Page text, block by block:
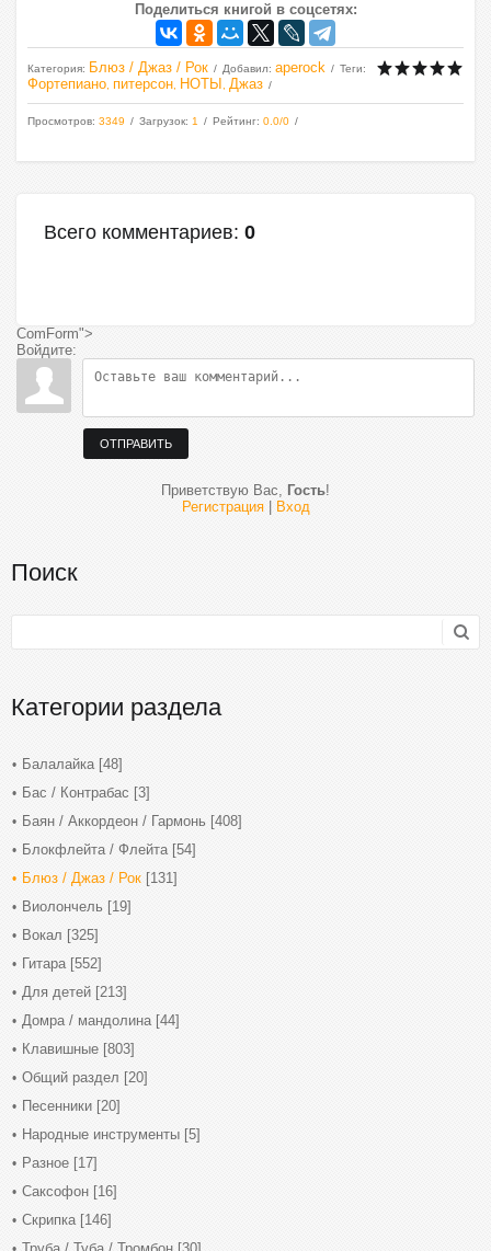
Поделиться книгой в соцсетях:
Категория: Блюз / Джаз / Рок Добавил: aperock Теги:
Фортепиано питерсон НОТЫ Джаз
Просмотров: 3349 Загрузок: 1 Рейтинг: 0.0/0
Всего комментариев: 0
ComForm">
Войдите:
ОТПРАВИТЬ
Приветствую Вас, Гость!
Регистрация| Вход
Поиск
Категории раздела
Балалайка [48]
Бас / Контрабас [3]
Баян / Аккордеон / Гармонь [408]
Блокфлейта / Флейта [54]
Блюз / Джаз / Рок [131]
Виолончель [19]
Вокал [325]
Гитара [552]
Для детей [213]
Домра / мандолина [44]
Клавишные [803]
Общий раздел [20]
Песенники [20]
Народные инструменты [5]
Разное [17]
Саксофон [16]
Скрипка [146]